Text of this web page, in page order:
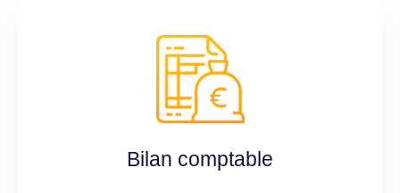
Bilan comptable